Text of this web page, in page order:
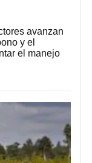
avanzan
y el
el manejo